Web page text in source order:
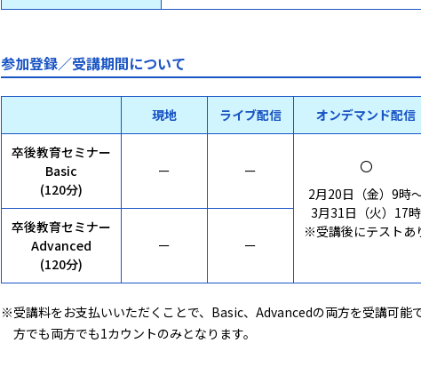
参加登録／受講期間について
現地 ライブ配信 オンデマンド配信
卒後教育セミナー
Basic
(120分)
ー ー
〇
2月20日（金）9時
3月31日（火）17時
※受講後にテストあ
卒後教育セミナー
Advanced
(120分)
ー ー
※受講料をお支払いいただくことで、Basic、Advancedの両方を受講可能
方でも両方でも1カウントのみとなります。